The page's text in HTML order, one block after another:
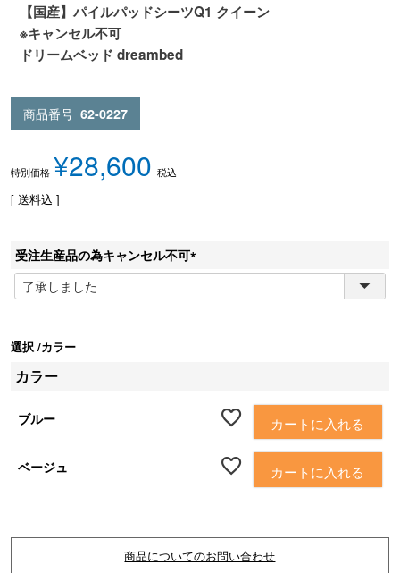
【国産】パイルパッドシーツQ1 クイーン
※キャンセル不可
ドリームベッド dreambed
商品番号 62-0227
特別価格 ¥28,600 税込
送料込
受注生産品の為キャンセル不可
(
必
選択 カラー
カラー
ブルー カートに入れる
ベージュ カートに入れる
商品についてのお問い合わせ